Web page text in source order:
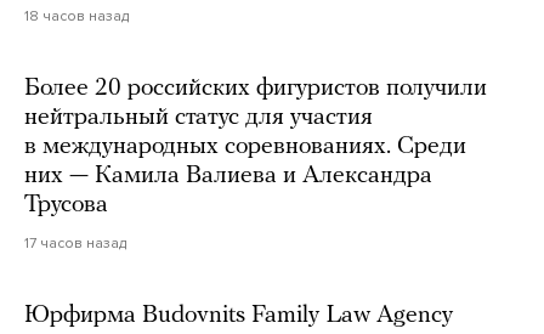
18 часов назад
Более 20 российских фигуристов получили
нейтральный статус для участия
в международных соревнованиях. Среди
них — Камила Валиева и Александра
Трусова
17 часов назад
Юрфирма Budovnits Family Law Agency